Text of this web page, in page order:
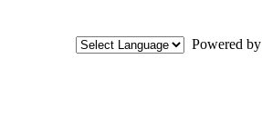
Powered by